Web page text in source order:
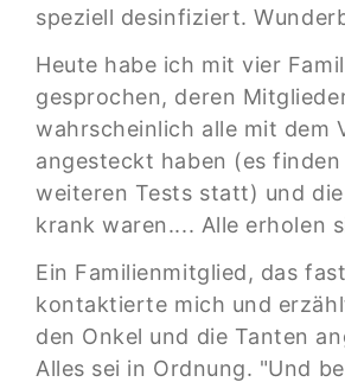
speziell desinfiziert.
Heute habe ich mit vier
gesprochen, deren
wahrscheinlich alle mit dem
angesteckt haben (es finden
weiteren Tests statt) und
krank waren.... Alle erholen
Ein Familienmitglied, das
kontaktierte mich und
den Onkel und die Tanten
Alles sei in Ordnung. "Und